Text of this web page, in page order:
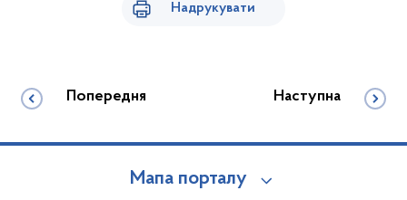
Надрукувати
Попередня Наступна
Мапа порталу